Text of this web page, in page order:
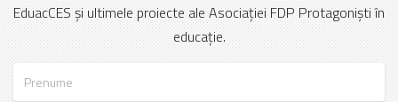
EduacCES și ultimele proiecte ale Asociației FDP Protagoniști în
educație.